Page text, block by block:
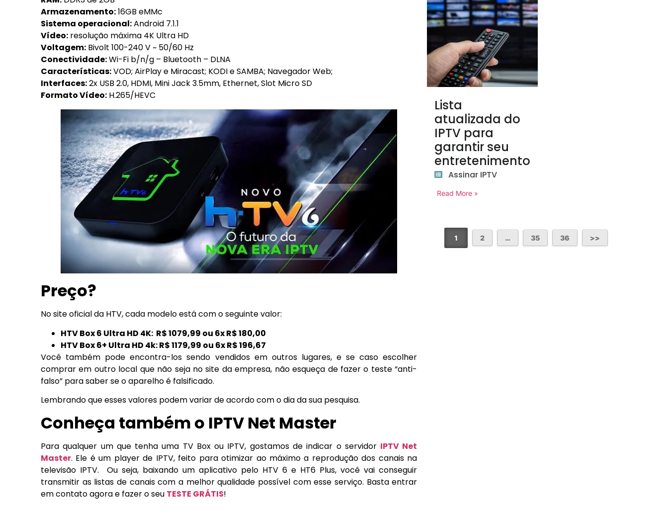
Armazenamento:16GB eMMc
Sistema operacional:Android 7.1.1
Vídeo: resolução máxima 4K Ultra HD
Voltagem: Bivolt 100-240 V ~ 50/60 Hz
Conectividade:Wi-Fi b/n/g – Bluetooth – DLNA
Características:VOD; AirPlay e Miracast; KODI e SAMBA; Navegador Web;
Interfaces:2x USB 2.0, HDMI, Mini Jack 3.5mm, Ethernet, Slot Micro SD
Formato Vídeo: H.265/HEVC
Preço?
No site oficial da HTV, cada modelo está com o seguinte valor:
HTV Box 6 Ultra HD 4K: R$ 1079,99 ou 6x R$ 180,00
HTV Box 6+ Ultra HD 4k:R$ 1179,99 ou 6x R$ 196,67
Você também pode encontra-los sendo vendidos em outros lugares, e se caso escolher
comprar em outro local que não seja no site da empresa, não esqueça de fazer o teste “anti-
falso” para saber se o aparelho é falsificado.
Lembrando que esses valores podem variar de acordo com o dia da sua pesquisa.
Conheça também o IPTV Net Master
Para qualquer um que tenha uma TV Box ou IPTV, gostamos de indicar o servidor IPTV Net
Master. Ele é um player de IPTV, feito para otimizar ao máximo a reprodução dos canais na
televisão IPTV. Ou seja, baixando um aplicativo pelo HTV 6 e HT6 Plus, você vai conseguir
transmitir as listas de canais com a melhor qualidade possível com esse serviço. Basta entrar
em contato agora e fazer o seu TESTE GRÁTIS!
Lista
atualizada do
IPTV para
garantir seu
entretenimento
Assinar IPTV
Read More »
1 2 … 35 36